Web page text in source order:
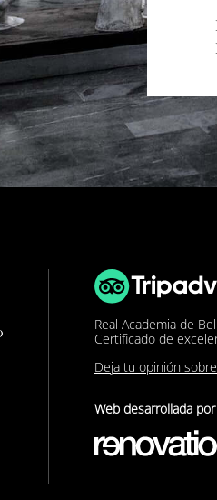
Real Academia de
Certificado de
Deja tu opinión
Web desarrollada por